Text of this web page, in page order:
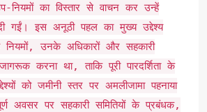
का विस्तार से वाचन कर उन्हें
दी गईं। इस अनूठी पहल का मुख्य उद्देश्य
नियमों, उनके अधिकारों और सहकारी
करना था, ताकि पूरी पारदर्शिता के
को जमीनी स्तर पर अमलीजामा पहनाया
अवसर पर सहकारी समितियों के प्रबंधक,